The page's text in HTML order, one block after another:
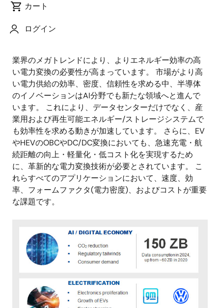
カート
ログイン
公開日:2025年7月2日
業界のメガトレンドにより、よりエネルギー効率の高
い電力変換の必要性が高まっています。 市場がより高
い電力供給の効率、密度、信頼性を求める中、半導体
のイノベーションはAI分野でも新たな領域へと進んで
います。 これにより、データセンターだけでなく、産
業用および再生可能エネルギー/ストレージシステムで
も効率性を求める動きが加速しています。 さらに、EV
やHEVのOBCやDC/DC変換においても、急速充電・航
続距離の向上・軽量化・低コスト化を実現するため
に、革新的な電力変換技術が必要とされています。 こ
れらすべてのアプリケーションにおいて、速度、効
率、フォームファクタ(電力密度)、およびコストが重要
な課題です。